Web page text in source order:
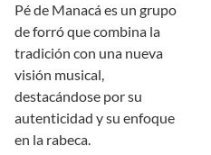
Pé de Manacá es un grupo
de forró que combina la
tradición con una nueva
visión musical,
destacándose por su
autenticidad y su enfoque
en la rabeca.